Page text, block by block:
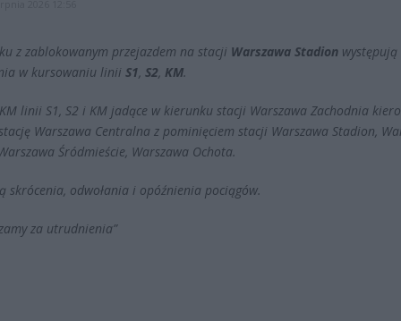
z zablokowanym przejazdem na stacji Warszawa Stadion występują
w kursowaniu linii S1, S2, KM.
linii S1, S2 i KM jadące w kierunku stacji Warszawa Zachodnia
Warszawa Centralna z pominięciem stacji Warszawa Stadion,
Śródmieście, Warszawa Ochota.
skrócenia, odwołania i opóźnienia pociągów.
za utrudnienia”